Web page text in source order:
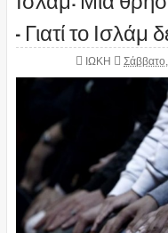
– Γιατί το Ισλάμ
ΙΩΚΗ